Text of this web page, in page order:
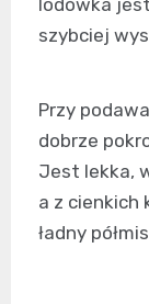
lodówka
szybciej
Przy
dobrze
Jest lekka,
a z cienkich
ładny